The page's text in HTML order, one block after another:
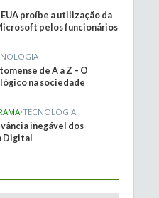
proíbe a utilização da
pelos funcionários
de A a Z – O
na sociedade
•TECNOLOGIA
inegável dos
Digital